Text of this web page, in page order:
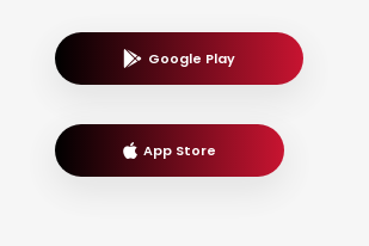
Google Play
App Store